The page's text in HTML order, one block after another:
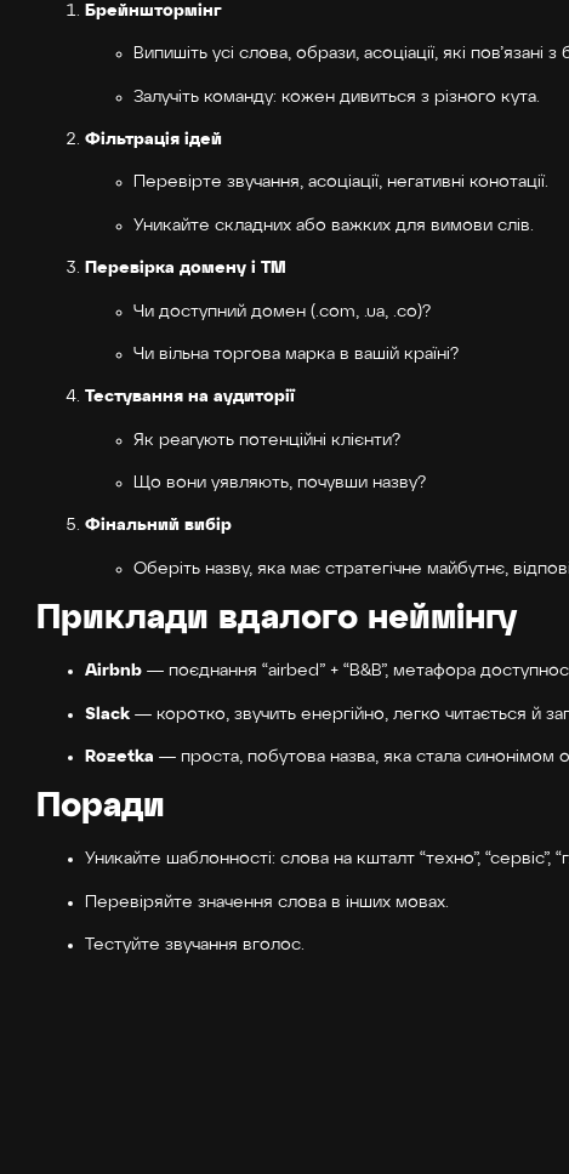
Брейнштормінг
Випишіть усі слова, образи, асоціації, які пов’язані
Залучіть команду: кожен дивиться з різного кута.
Фільтрація ідей
Перевірте звучання, асоціації, негативні конотації.
Уникайте складних або важких для вимови слів.
Перевірка домену і ТМ
Чи доступний домен (.com, .ua, .co)?
Чи вільна торгова марка в вашій країні?
Тестування на аудиторії
Як реагують потенційні клієнти?
Що вони уявляють, почувши назву?
Фінальний вибір
Оберіть назву, яка має стратегічне майбутнє,
Приклади вдалого неймінгу
Airbnb — поєднання “airbed” + “B&B”, метафора
Slack — коротко, звучить енергійно, легко читається й
Rozetka — проста, побутова назва, яка стала синонімом
Поради
Уникайте шаблонності: слова на кшталт “техно”, “сервіс”,
Перевіряйте значення слова в інших мовах.
Тестуйте звучання вголос.